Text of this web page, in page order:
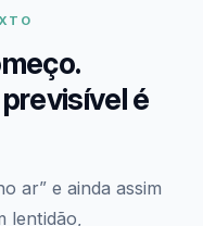
é
ar” e ainda assim
lentidão,